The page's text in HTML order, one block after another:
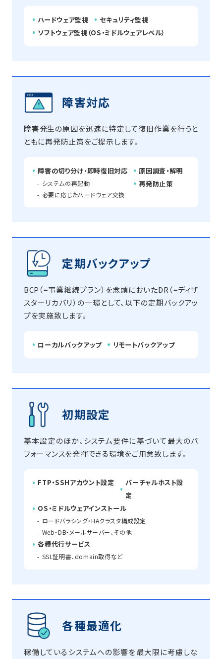
ハードウェア監視
セキュリティ監視
ソフトウェア監視（OS・ミドルウェアレベル）
障害対応
障害発生の原因を迅速に特定して復旧作業を行うと
ともに再発防止策をご提示します。
障害の切り分け・即時復旧対応
システムの再起動
必要に応じたハードウェア交換
原因調査・解明
再発防止策
定期バックアップ
BCP（=事業継続プラン）を念頭においたDR（=ディザ
スターリカバリ）の一環として、以下の定期バックアッ
プを実施致します。
ローカルバックアップ リモートバックアップ
初期設定
基本設定のほか、システム要件に基づいて最大のパ
フォーマンスを発揮できる環境をご用意致します。
FTP・SSHアカウント設定
バーチャルホスト設
定
OS・ミドルウェアインストール
ロードバラシング・HAクラスタ構成設定
Web・DB・メールサーバー、その他
各種代行サービス
SSL証明書、domain取得など
各種最適化
稼働しているシステムへの影響を最大限に考慮しな